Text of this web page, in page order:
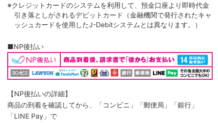
※クレジットカードのシステムを利用して、預金口座より即時代金
引き落としがされるデビットカード（金融機関で発行されたキャ
ッシュカードを使用したJ-Debitシステムとは異なります。）
■NP後払い
【NP後払いの詳細】
商品の到着を確認してから、「コンビニ」「郵便局」「銀行」
「LINE Pay」で